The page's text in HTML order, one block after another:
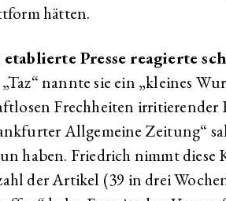
hätten.
Presse reagierte
nannte sie ein „kleines
Frechheiten irritierender
Allgemeine Zeitung“
haben. Friedrich nimmt diese
der Artikel (39 in drei